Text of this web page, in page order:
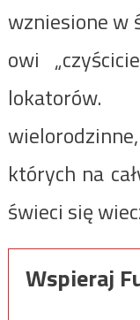
wzniesione w
owi
których na
świeci się
Wspieraj